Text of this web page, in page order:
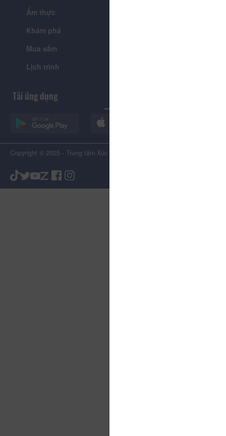
Ẩm thực
Khám phá
Mua sắm
Lịch trình
Tải ứng dụng
Copyright © 2025 - Trung tâm Xúc tiến Du lịch Tỉnh Lâm Đồng